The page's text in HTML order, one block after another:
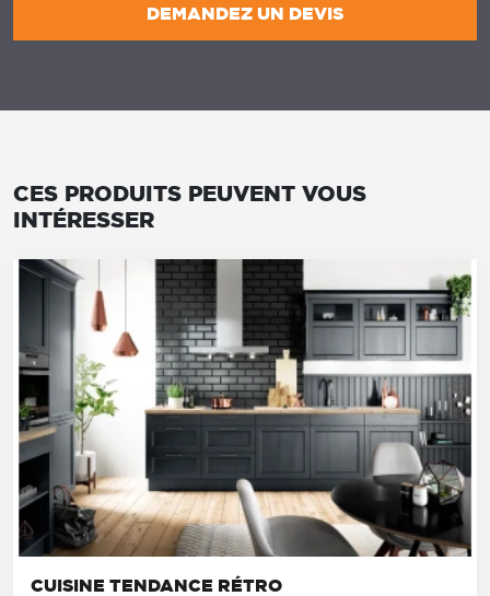
DEMANDEZ UN DEVIS
CES PRODUITS PEUVENT VOUS
INTÉRESSER
CUISINE TENDANCE RÉTRO